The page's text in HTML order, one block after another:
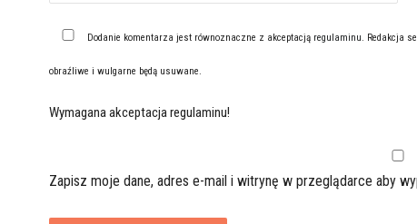
Dodanie komentarza jest równoznaczne z akceptacją regulaminu . Redakcja
obraźliwe i wulgarne będą usuwane.
Wymagana akceptacja regulaminu!
Zapisz moje dane, adres e-mail i witrynę w przeglądarce aby